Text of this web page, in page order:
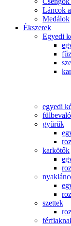
Láncok
Medálok
Ékszerek
Egyedi
egyedi
gyűrűk
karkötők
szettek